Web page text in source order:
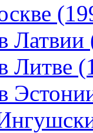
Латвии
Литве